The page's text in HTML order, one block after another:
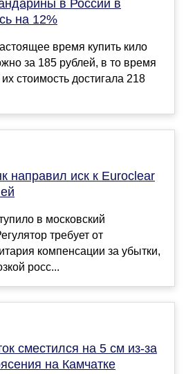
в России в
на 12%
время купить кило
за 185 рублей, в то время
стоимость достигала 218
направил иск к Euroclear
в московский
требует от
компенсации за убытки,
росс...
сместился на 5 см из-за
на Камчатке